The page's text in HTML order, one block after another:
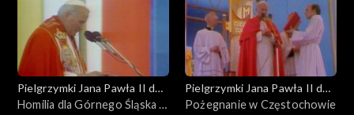
Pielgrzymki Jana Pawła II do
Polski
Homilia dla Górnego Śląska i
Pielgrzymki Jana Pawła II do
Polski
Pożegnanie w Częstochowie